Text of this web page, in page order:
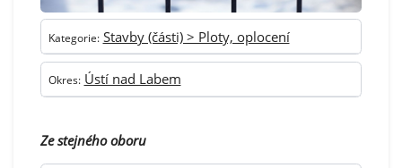
Kategorie: Stavby (části) > Ploty, oplocení
Okres: Ústí nad Labem
Ze stejného oboru